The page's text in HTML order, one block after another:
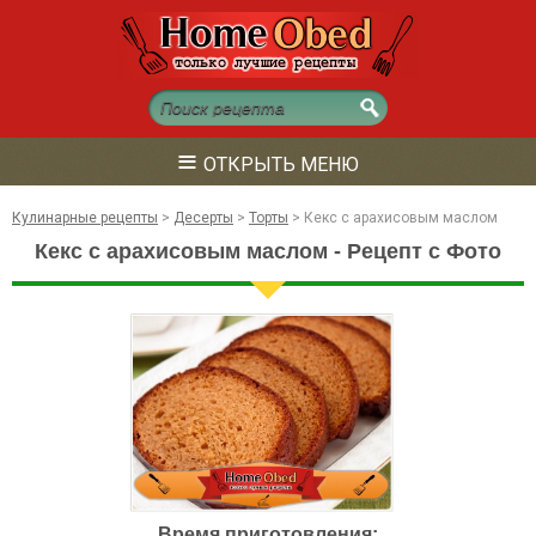
≡ ОТКРЫТЬ МЕНЮ
Кулинарные рецепты > Десерты > Торты > Кекс с арахисовым маслом
Кекс с арахисовым маслом - Рецепт с Фото